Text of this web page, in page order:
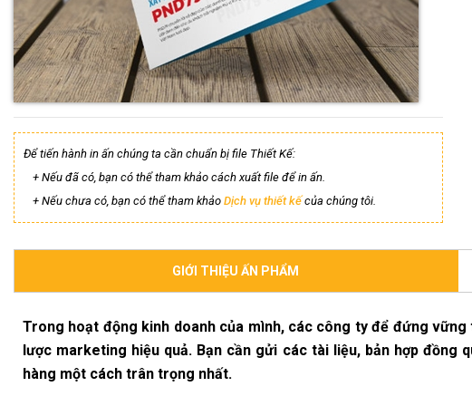
Để tiến hành in ấn chúng ta cần chuẩn bị file Thiết Kế:
+ Nếu đã có, bạn có thể tham khảo cách xuất file để in ấn.
+ Nếu chưa có, bạn có thể tham khảo Dịch vụ thiết kếcủa chúng tôi.
GIỚI THIỆU ẤN PHẨM
Trong hoạt động kinh doanh của mình, các công ty để đứng
lược marketing hiệu quả. Bạn cần gửi các tài liệu, bản hợp
hàng một cách trân trọng nhất.